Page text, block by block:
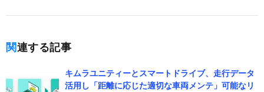
関連する記事
キムラユニティーとスマートドライブ、走行データ
活用し「距離に応じた適切な車両メンテ」可能なリ